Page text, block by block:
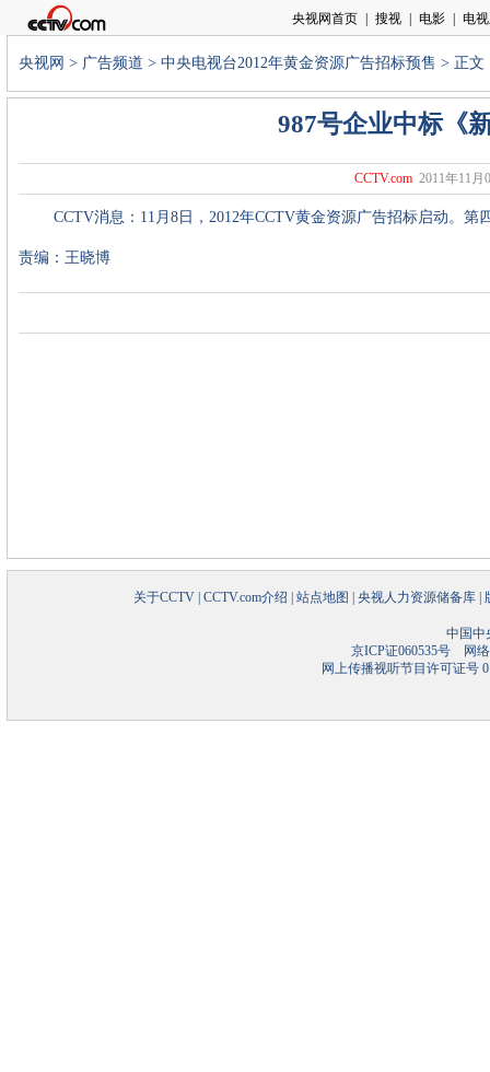
央视网 > 广告频道 > 中央电视台2012年黄金资源广告招标预售 > 正文
987号企业中标《
CCTV.com 2011年11月
CCTV消息：11月8日，2012年CCTV黄金资源广告招标启动。第
责编：王晓博
关于CCTV CCTV.com介绍 站点地图 央视人力资源储备库
中国中
京ICP证060535号网络
网上传播视听节目许可证号